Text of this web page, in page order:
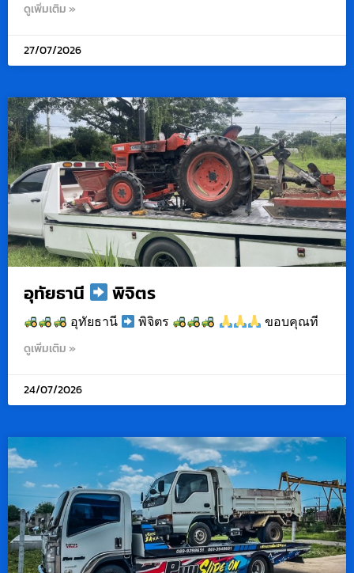
ดูเพิ่มเติม »
27/07/2026
อุทัยธานี พิจิตร
อุทัยธานี พิจิตร ขอบคุณที
ดูเพิ่มเติม »
24/07/2026